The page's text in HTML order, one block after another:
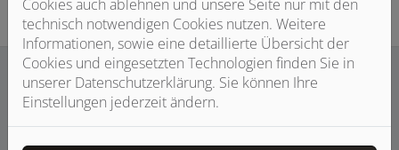
Diskretion wird bei uns groß geschrieben
Cookies auch ablehnen und unsere Seite nur mit den
technisch notwendigen Cookies nutzen. Weitere
Informationen, sowie eine detaillierte Übersicht der
Cookies und eingesetzten Technologien finden Sie in
unserer Datenschutzerklärung. Sie können Ihre
Einstellungen jederzeit ändern.